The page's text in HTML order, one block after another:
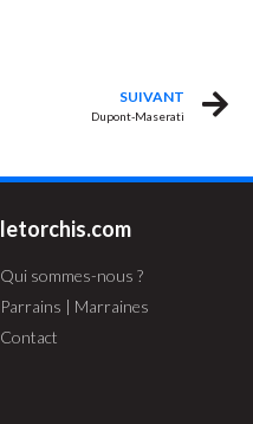
SUIVANT
Dupont-Maserati
letorchis.com
Qui sommes-nous ?
Parrains | Marraines
Contact